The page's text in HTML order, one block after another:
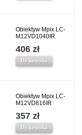
Obiektyw Mpix LC-
M12VD1040IR
406 zł
Do koszyka
Obiektyw Mpix LC-
M12VD816IR
357 zł
Do koszyka